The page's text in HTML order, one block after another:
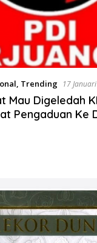
, Trending 17
Mau Digeledah
Pengaduan Ke